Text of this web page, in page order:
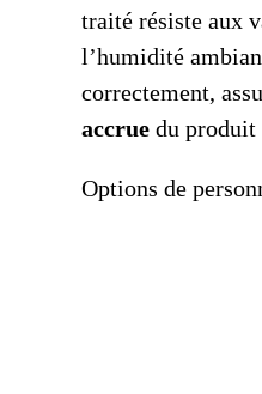
traité résiste aux
l’humidité
correctement,
accrue du produit
Options de